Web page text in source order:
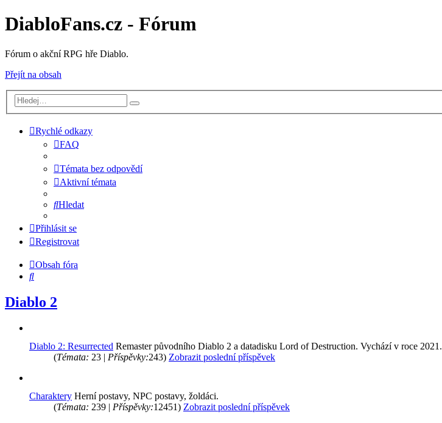
DiabloFans.cz - Fórum
Fórum o akční RPG hře Diablo.
Přejít na obsah
Rychlé odkazy
FAQ
Témata bez odpovědí
Aktivní témata
Hledat
Přihlásit se
Registrovat
Obsah fóra
Hledat
Diablo 2
Diablo 2: Resurrected Remaster původního Diablo 2 a datadisku Lord of Destruction. Vychází v roce 2021.
(Témata: 23 | Příspěvky:243) Zobrazit poslední příspěvek
Charaktery Herní postavy, NPC postavy, žoldáci.
(Témata: 239 | Příspěvky:12451) Zobrazit poslední příspěvek